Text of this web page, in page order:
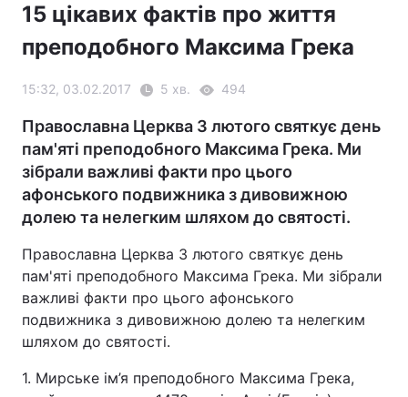
15 цікавих фактів про життя
преподобного Максима Грека
15:32, 03.02.2017 5 хв. 494
Православна Церква 3 лютого святкує день
пам'яті преподобного Максима Грека. Ми
зібрали важливі факти про цього
афонського подвижника з дивовижною
долею та нелегким шляхом до святості.
Православна Церква 3 лютого святкує день
пам'яті преподобного Максима Грека. Ми зібрали
важливі факти про цього афонського
подвижника з дивовижною долею та нелегким
шляхом до святості.
1. Мирське ім’я преподобного Максима Грека,